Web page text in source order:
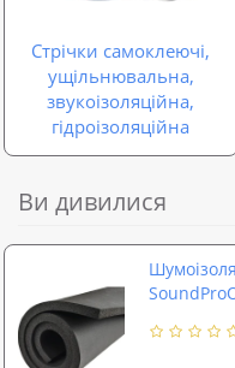
Стрічки самоклеючі,
ущільнювальна,
звукоізоляційна,
гідроізоляційна
Ви дивилися